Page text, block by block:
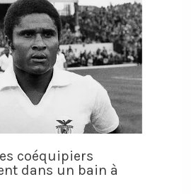
coéquipiers
dans un bain à